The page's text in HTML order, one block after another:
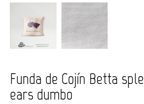
Funda de Cojín Betta
ears dumbo